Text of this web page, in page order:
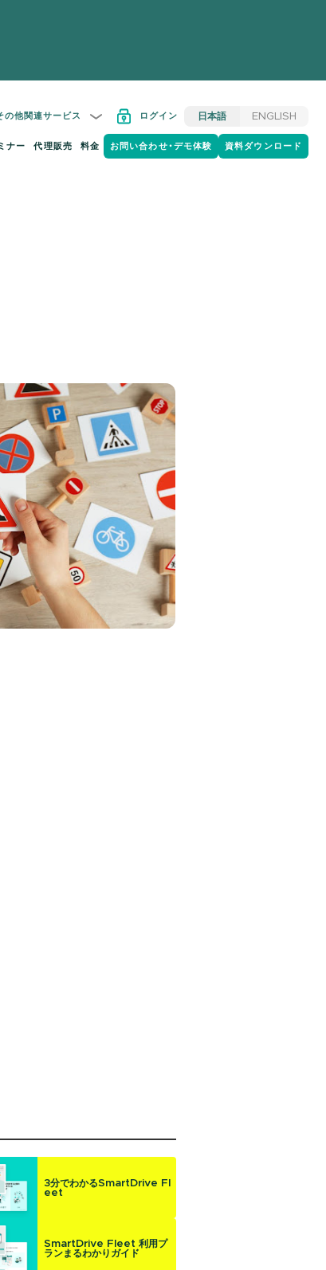
の他関連サービス ログイン 日本語 ENGLISH
ナー 代理販売 料金 お問い合わせ・デモ体験 資料ダウンロード
3分でわかるSmartDrive Fl
eet
SmartDrive Fleet 利用プ
ランまるわかりガイド